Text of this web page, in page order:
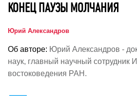
КОНЕЦ ПАУЗЫ МОЛЧАНИЯ
Юрий Александров
Об авторе: Юрий Александров -
наук, главный научный сотрудник
востоковедения РАН.